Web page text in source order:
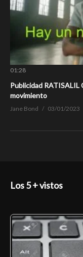
01:28
Publicidad RATISALIL
movimiento
Jane Bond 03/01/2023
Los 5 + vistos